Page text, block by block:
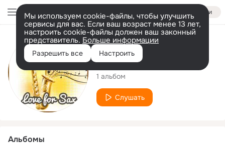
Войти
Мы используем cookie-файлы, чтобы улучшить
сервисы для вас. Если ваш возраст менее 13 лет,
настроить cookie-файлы должен ваш законный
представитель. Больше информации
Разрешить все Настроить
Исполнитель
Amor124
1 альбом
Слушать
Альбомы